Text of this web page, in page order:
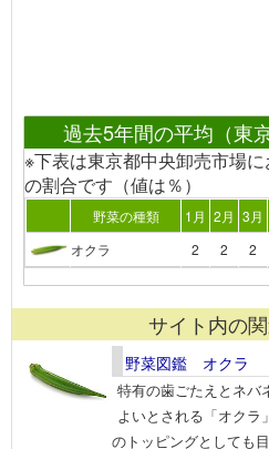
過去5年間の平均（東
※下表は東京都中央卸売市場
の割合です（値は％）
野菜の種類 1月 2月 3月
オクラ
2 2 2
サイト内の
野菜図鑑 オクラ
特有の歯ごたえとネバ
よいとされる「オクラ
のトッピングとしても